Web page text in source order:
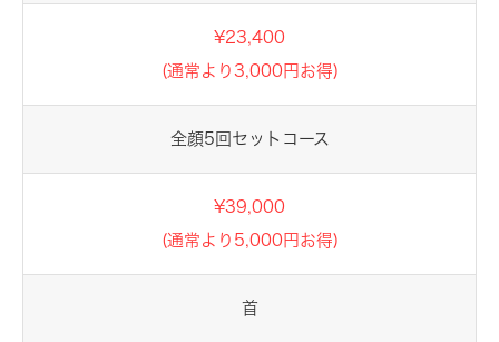
¥23,400
(通常より3,000円お得)
全顔5回セットコース
¥39,000
(通常より5,000円お得)
首